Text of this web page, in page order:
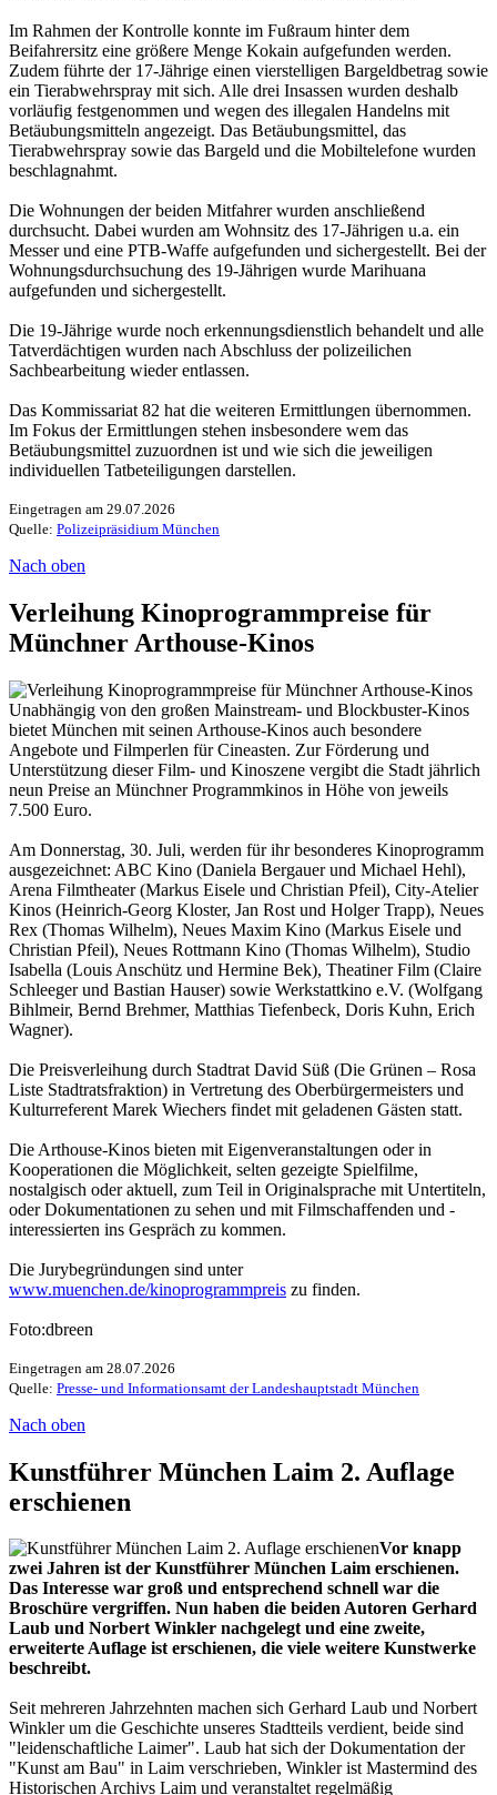
Im Rahmen der Kontrolle konnte im Fußraum hinter dem
Beifahrersitz eine größere Menge Kokain aufgefunden werden.
Zudem führte der 17-Jährige einen vierstelligen Bargeldbetrag sowie
ein Tierabwehrspray mit sich. Alle drei Insassen wurden deshalb
vorläufig festgenommen und wegen des illegalen Handelns mit
Betäubungsmitteln angezeigt. Das Betäubungsmittel, das
Tierabwehrspray sowie das Bargeld und die Mobiltelefone wurden
beschlagnahmt.
Die Wohnungen der beiden Mitfahrer wurden anschließend
durchsucht. Dabei wurden am Wohnsitz des 17-Jährigen u.a. ein
Messer und eine PTB-Waffe aufgefunden und sichergestellt. Bei der
Wohnungsdurchsuchung des 19-Jährigen wurde Marihuana
aufgefunden und sichergestellt.
Die 19-Jährige wurde noch erkennungsdienstlich behandelt und alle
Tatverdächtigen wurden nach Abschluss der polizeilichen
Sachbearbeitung wieder entlassen.
Das Kommissariat 82 hat die weiteren Ermittlungen übernommen.
Im Fokus der Ermittlungen stehen insbesondere wem das
Betäubungsmittel zuzuordnen ist und wie sich die jeweiligen
individuellen Tatbeteiligungen darstellen.
Eingetragen am 29.07.2026
Quelle: Polizeipräsidium München
Nach oben
Verleihung Kinoprogrammpreise für
Münchner Arthouse-Kinos
Unabhängig von den großen Mainstream- und Blockbuster-Kinos
bietet München mit seinen Arthouse-Kinos auch besondere
Angebote und Filmperlen für Cineasten. Zur Förderung und
Unterstützung dieser Film- und Kinoszene vergibt die Stadt jährlich
neun Preise an Münchner Programmkinos in Höhe von jeweils
7.500 Euro.
Am Donnerstag, 30. Juli, werden für ihr besonderes Kinoprogramm
ausgezeichnet: ABC Kino (Daniela Bergauer und Michael Hehl),
Arena Filmtheater (Markus Eisele und Christian Pfeil), City-Atelier
Kinos (Heinrich-Georg Kloster, Jan Rost und Holger Trapp), Neues
Rex (Thomas Wilhelm), Neues Maxim Kino (Markus Eisele und
Christian Pfeil), Neues Rottmann Kino (Thomas Wilhelm), Studio
Isabella (Louis Anschütz und Hermine Bek), Theatiner Film (Claire
Schleeger und Bastian Hauser) sowie Werkstattkino e.V. (Wolfgang
Bihlmeir, Bernd Brehmer, Matthias Tiefenbeck, Doris Kuhn, Erich
Wagner).
Die Preisverleihung durch Stadtrat David Süß (Die Grünen – Rosa
Liste Stadtratsfraktion) in Vertretung des Oberbürgermeisters und
Kulturreferent Marek Wiechers findet mit geladenen Gästen statt.
Die Arthouse-Kinos bieten mit Eigenveranstaltungen oder in
Kooperationen die Möglichkeit, selten gezeigte Spielfilme,
nostalgisch oder aktuell, zum Teil in Originalsprache mit Untertiteln,
oder Dokumentationen zu sehen und mit Filmschaffenden und -
interessierten ins Gespräch zu kommen.
Die Jurybegründungen sind unter
www.muenchen.de/kinoprogrammpreis zu finden.
Foto:dbreen
Eingetragen am 28.07.2026
Quelle: Presse- und Informationsamt der Landeshauptstadt München
Nach oben
Kunstführer München Laim 2. Auflage
erschienen
Vor knapp
zwei Jahren ist der Kunstführer München Laim erschienen.
Das Interesse war groß und entsprechend schnell war die
Broschüre vergriffen. Nun haben die beiden Autoren Gerhard
Laub und Norbert Winkler nachgelegt und eine zweite,
erweiterte Auflage ist erschienen, die viele weitere Kunstwerke
beschreibt.
Seit mehreren Jahrzehnten machen sich Gerhard Laub und Norbert
Winkler um die Geschichte unseres Stadtteils verdient, beide sind
"leidenschaftliche Laimer". Laub hat sich der Dokumentation der
"Kunst am Bau" in Laim verschrieben, Winkler ist Mastermind des
Historischen Archivs Laim und veranstaltet regelmäßig